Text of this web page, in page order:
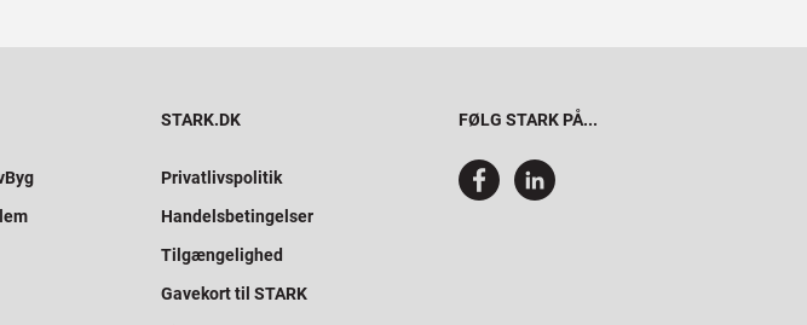
STARK.DK
Privatlivspolitik
Handelsbetingelser
Tilgængelighed
Gavekort til STARK
FØLG STARK PÅ...